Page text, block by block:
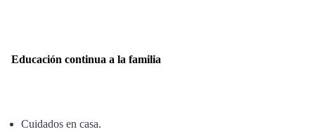
Educación continua a la familia
Cuidados en casa.